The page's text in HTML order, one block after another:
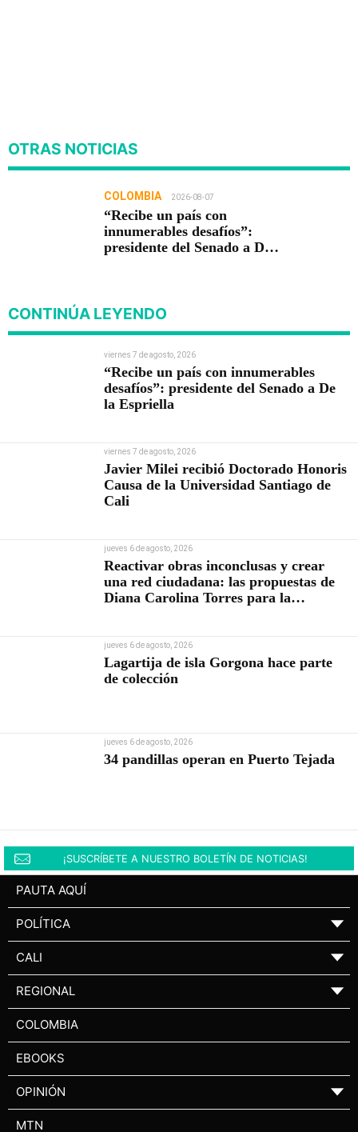
OTRAS NOTICIAS
COLOMBIA 2026-08-07
“Recibe un país con
innumerables desafíos”:
presidente del Senado a De
CONTINÚA LEYENDO
viernes 7 de agosto, 2026
“Recibe un país con innumerables
desafíos”: presidente del Senado a De
la Espriella
viernes 7 de agosto, 2026
Javier Milei recibió Doctorado Honoris
Causa de la Universidad Santiago de
Cali
jueves 6 de agosto, 2026
Reactivar obras inconclusas y crear
una red ciudadana: las propuestas de
Diana Carolina Torres para la
jueves 6 de agosto, 2026
Lagartija de isla Gorgona hace parte
de colección
jueves 6 de agosto, 2026
34 pandillas operan en Puerto Tejada
¡SUSCRÍBETE A NUESTRO BOLETÍN DE NOTICIAS!
PAUTA AQUÍ
POLÍTICA ▼
CALI ▼
REGIONAL ▼
COLOMBIA
EBOOKS
OPINIÓN ▼
MTN